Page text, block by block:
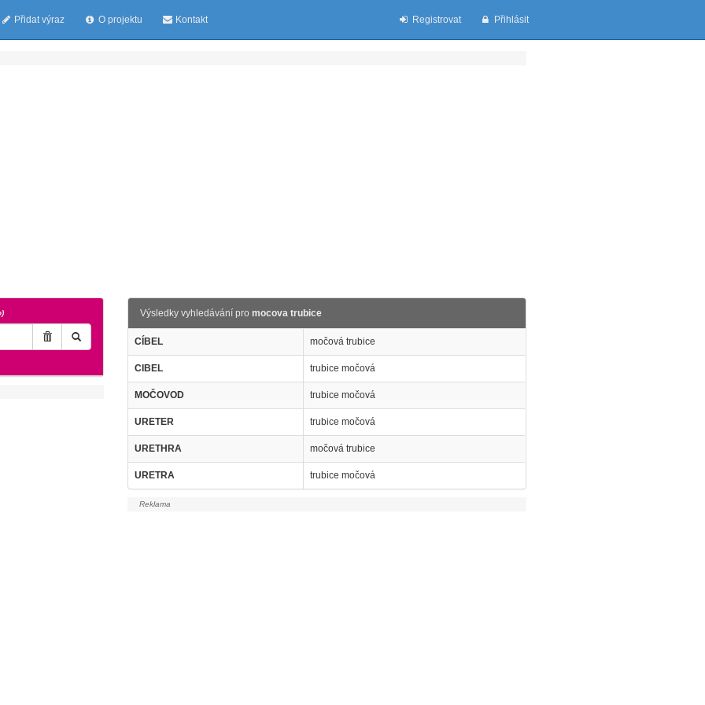
Přidat výraz O projektu Kontakt Registrovat Přihlásit
Výsledky vyhledávání promocova trubice
CÍBEL močová trubice
CIBEL trubice močová
MOČOVOD trubice močová
URETER trubice močová
URETHRA močová trubice
URETRA trubice močová